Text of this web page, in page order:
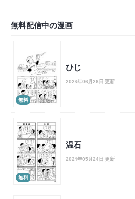
無料配信中の漫画
無料
ひじ
2026年06月26日 更新
無料
温石
2024年05月24日 更新